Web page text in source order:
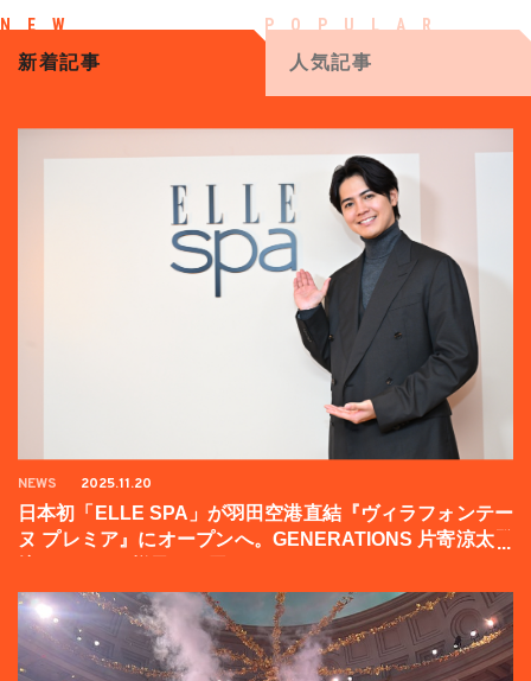
新着記事 人気記事
NEWS 2025.11.20
日本初「ELLE SPA」が羽田空港直結『ヴィラフォンテー
ヌ プレミア』にオープンへ。GENERATIONS 片寄涼太登